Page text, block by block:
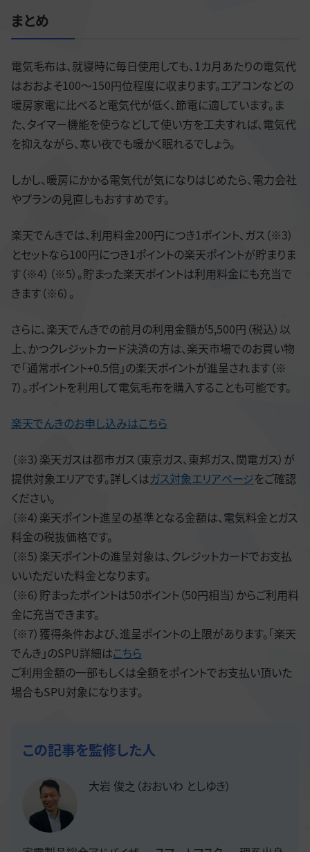
まとめ
電気毛布は、就寝時に毎日使用しても、1カ月あたりの電気代
はおおよそ100～150円位程度に収まります。エアコンなどの
暖房家電に比べると電気代が低く、節電に適しています。ま
た、タイマー機能を使うなどして使い方を工夫すれば、電気代
を抑えながら、寒い夜でも暖かく眠れるでしょう。
しかし、暖房にかかる電気代が気になりはじめたら、電力会社
やプランの見直しもおすすめです。
楽天でんきでは、利用料金200円につき1ポイント、ガス（※3）
とセットなら100円につき1ポイントの楽天ポイントが貯まりま
す（※4）（※5）。貯まった楽天ポイントは利用料金にも充当で
きます（※6）。
さらに、楽天でんきでの前月の利用金額が5,500円（税込）以
上、かつクレジットカード決済の方は、楽天市場でのお買い物
で「通常ポイント+0.5倍」の楽天ポイントが進呈されます（※
7）。ポイントを利用して電気毛布を購入することも可能です。
楽天でんきのお申し込みはこちら
（※3）楽天ガスは都市ガス（東京ガス、東邦ガス、関電ガス）が
提供対象エリアです。詳しくはガス対象エリアページをご確認
ください。
（※4）楽天ポイント進呈の基準となる金額は、電気料金とガス
料金の税抜価格です。
（※5）楽天ポイントの進呈対象は、クレジットカードでお支払
いいただいた料金となります。
（※6）貯まったポイントは50ポイント（50円相当）からご利用料
金に充当できます。
（※7）獲得条件および、進呈ポイントの上限があります。「楽天
でんき」のSPU詳細はこちら
ご利用金額の一部もしくは全額をポイントでお支払い頂いた
場合もSPU対象になります。
この記事を監修した人
大岩 俊之（おおいわ としゆき）